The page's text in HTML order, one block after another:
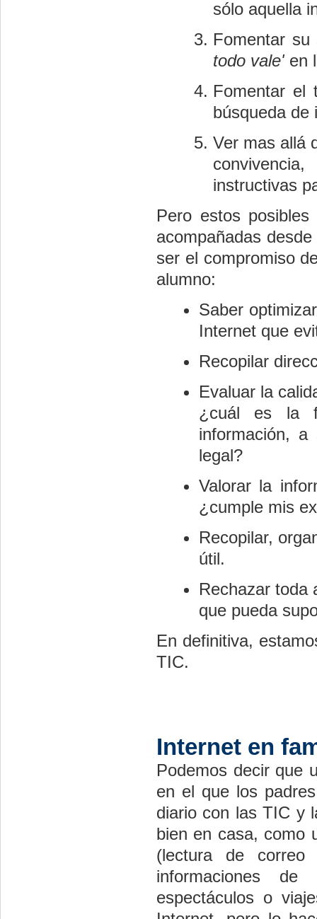
sólo aquella
Fomentar
todo vale'en
Fomentar el
búsqueda de
Ver mas allá
instructivas
Pero estos
acompañadas
ser el compromiso
alumno:
Saber
Internet que
Recopilar
Evaluar la
¿cuál es la
información,
legal?
Valorar la
¿cumple mis
Recopilar,
útil.
Rechazar toda
que pueda
En definitiva,
TIC.
Internet en
Podemos decir que
en el que los
diario con las TIC y
bien en casa, como
(lectura de
informaciones de
espectáculos o